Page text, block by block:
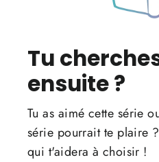
Tu
ensuite ?
Tu as aimé cette série
série pourrait te plaire
qui t'aidera à choisir !